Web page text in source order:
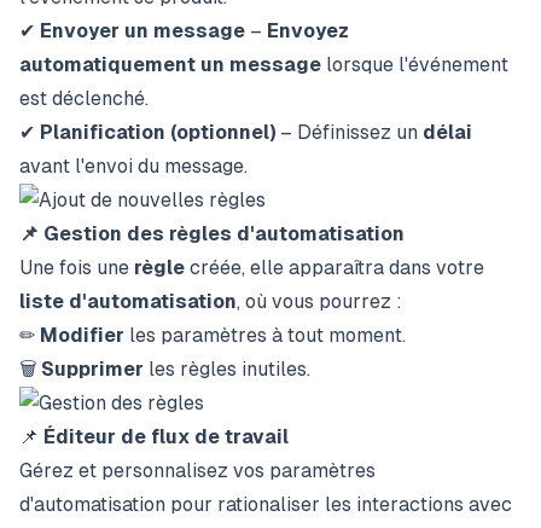
✔ Envoyer un message – Envoyez
automatiquement un message lorsque l'événement
est déclenché.
✔ Planification (optionnel) – Définissez un délai
avant l'envoi du message.
📌 Gestion des règles d'automatisation
Une fois une règle créée, elle apparaîtra dans votre
liste d'automatisation, où vous pourrez :
✏ Modifier les paramètres à tout moment.
🗑 Supprimer les règles inutiles.
📌 Éditeur de flux de travail
Gérez et personnalisez vos paramètres
d'automatisation pour rationaliser les interactions avec